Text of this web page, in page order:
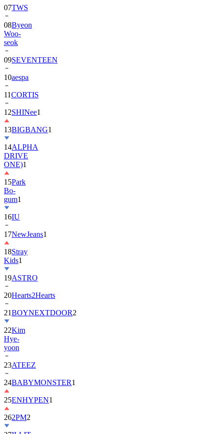
08Byeon
Woo-
seok
09SEVENTEEN
10aespa
11CORTIS
12SHINee1
13BIGBANG
14ALPHA
DRIVE
ONE)1
15Park
Bo-
gum1
16IU
17NewJeans
18Stray
Kids
19ASTRO
20Hearts2Hearts
21BOYNEXTDOOR
22Kim
Hye-
yoon
23ATEEZ
24BABYMONSTER
25ENHYPEN1
262PM2
27ILLIT